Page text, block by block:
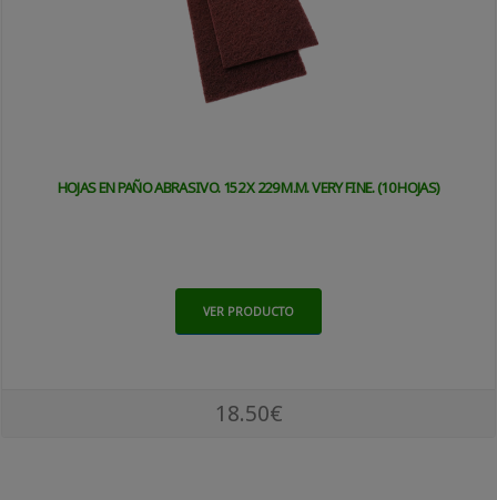
HOJAS EN PAÑO ABRASIVO. 152 X 229 M.M. VERY FINE. (10 HOJAS)
VER PRODUCTO
18.50€